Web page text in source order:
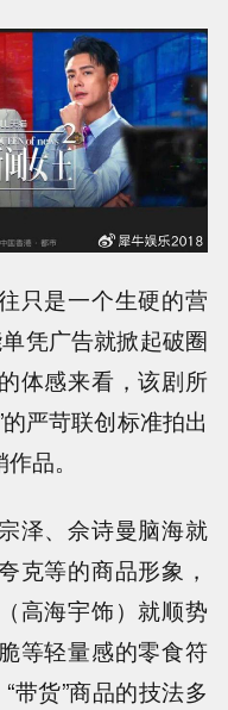
只是一个生硬的营
凭广告就掀起破圈
体感来看，该剧所
严苛联创标准拍出
品。
泽、佘诗曼脑海就
克等的商品形象，
高海宇饰）就顺势
等轻量感的零食符
带货”商品的技法多